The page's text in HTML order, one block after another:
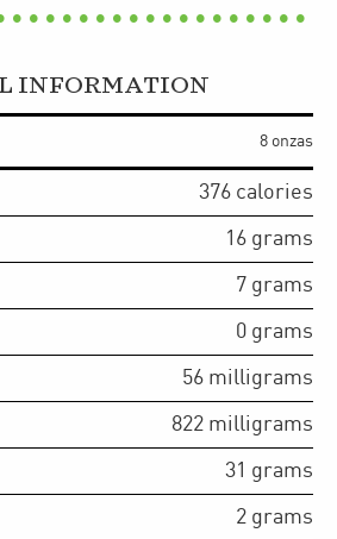
INFORMATION
8 onzas
376 calories
16 grams
7 grams
0 grams
56 milligrams
822 milligrams
31 grams
2 grams